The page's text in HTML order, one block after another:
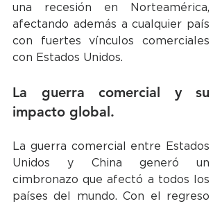
una recesión en Norteamérica,
afectando además a cualquier país
con fuertes vínculos comerciales
con Estados Unidos.
La guerra comercial y su
impacto global.
La guerra comercial entre Estados
Unidos y China generó un
cimbronazo que afectó a todos los
países del mundo. Con el regreso